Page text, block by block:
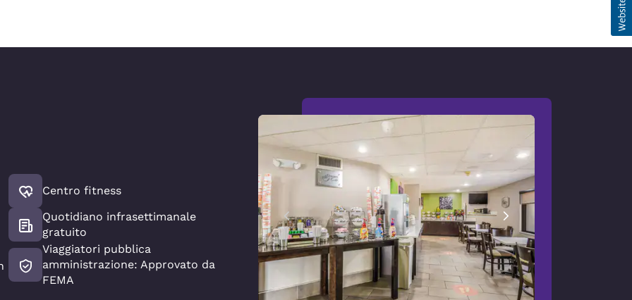
Centro fitness
Quotidiano infrasettimanale
gratuito
Viaggiatori pubblica
amministrazione: Approvato da
FEMA